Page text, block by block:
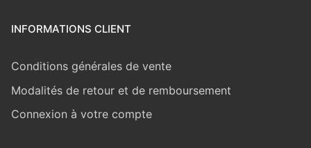
INFORMATIONS CLIENT
Conditions générales de vente
Modalités de retour et de remboursement
Connexion à votre compte